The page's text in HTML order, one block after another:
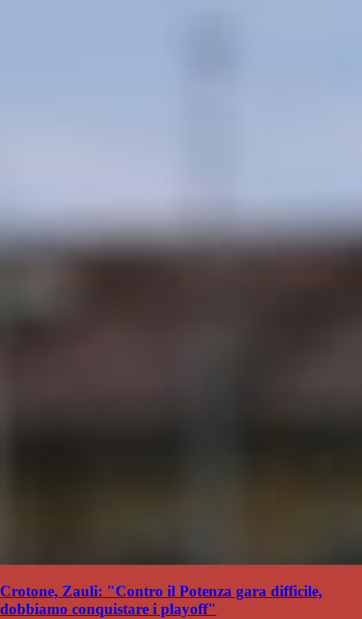
Crotone, Zauli: "Contro il Potenza gara difficile,
dobbiamo conquistare i playoff"